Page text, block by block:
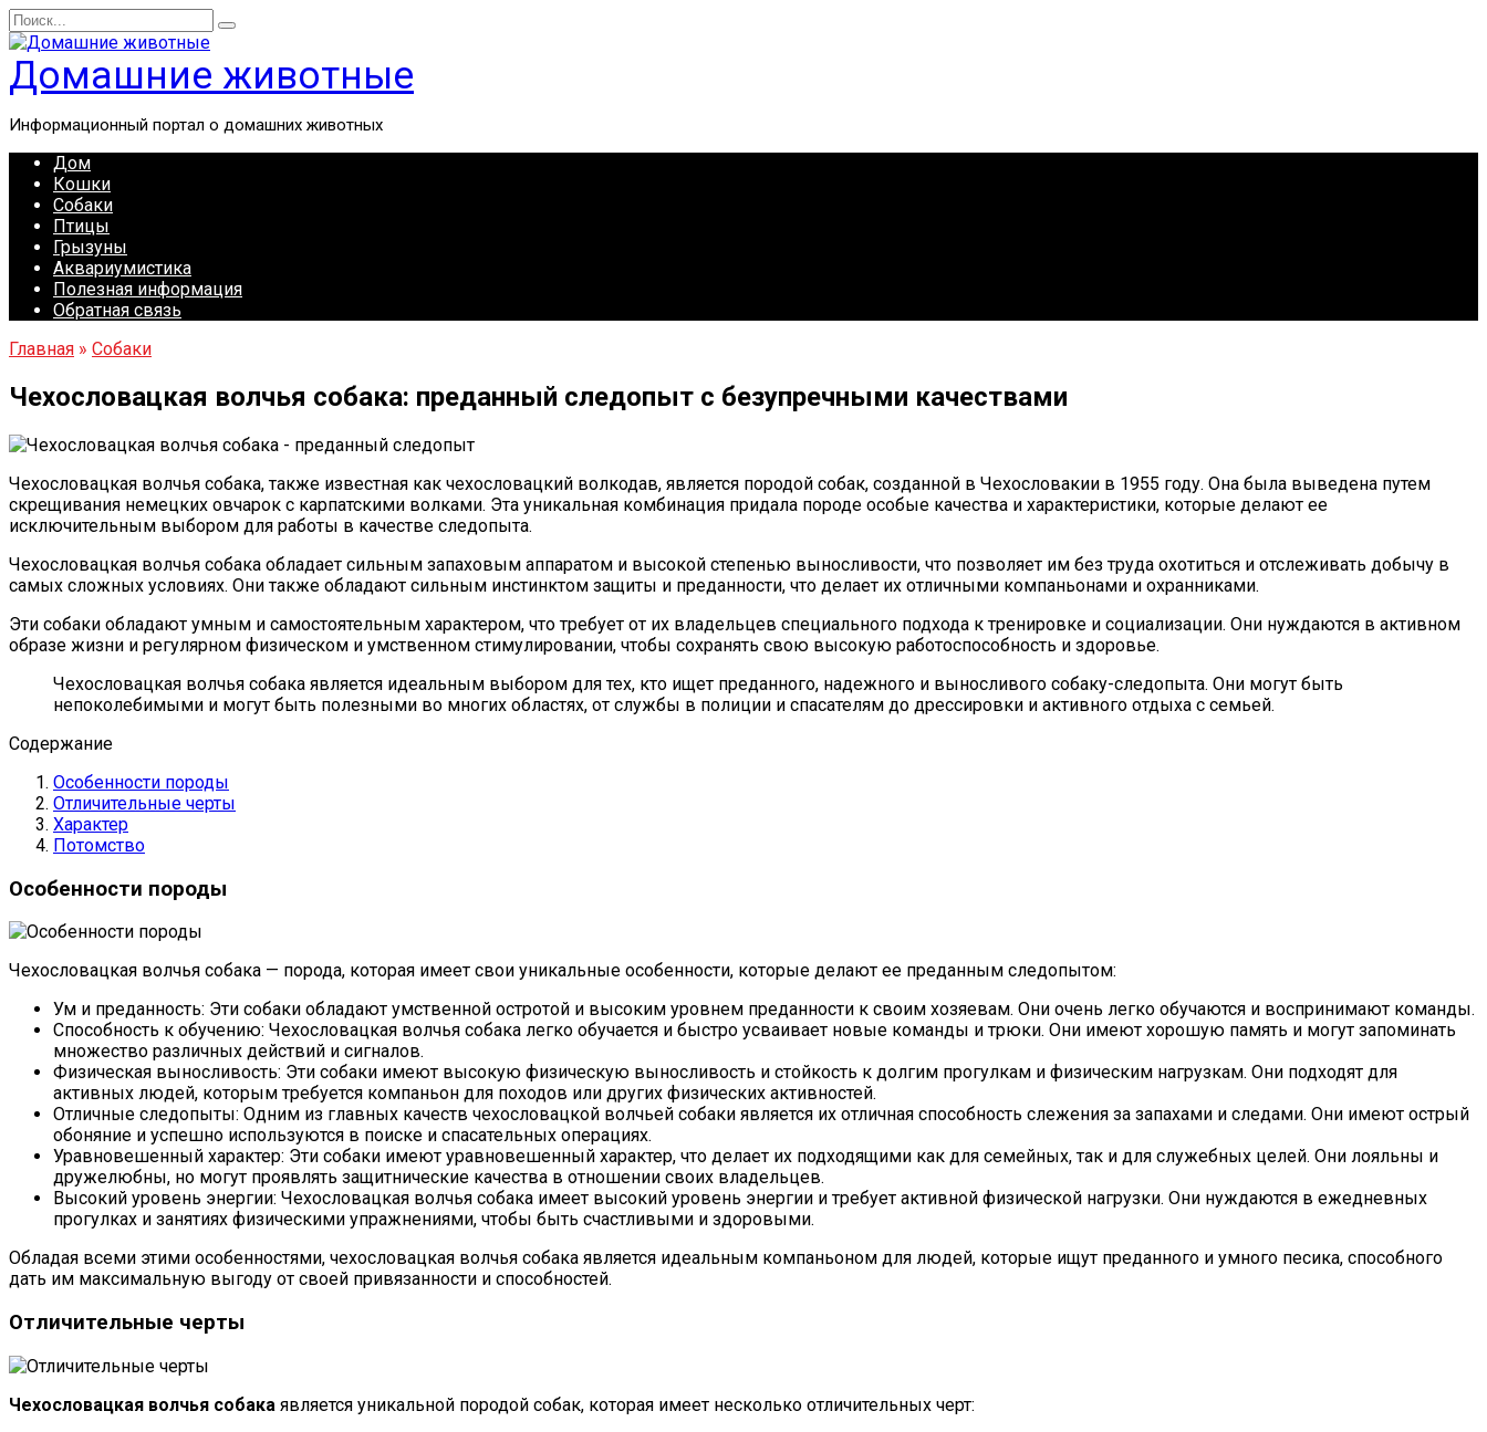
Перейти
к
содержанию
Search
for:
Домашние животные
Информационный портал о домашних животных
Дом
Кошки
Собаки
Птицы
Грызуны
Аквариумистика
Полезная информация
Обратная связь
Главная » Собаки
Чехословацкая волчья собака: преданный следопыт с безупречными качествами
Чехословацкая волчья собака, также известная как чехословацкий волкодав, является породой собак, созданной в Чехословакии в 1955 году. Она была выведена путем
скрещивания немецких овчарок с карпатскими волками. Эта уникальная комбинация придала породе особые качества и характеристики, которые делают ее
исключительным выбором для работы в качестве следопыта.
Чехословацкая волчья собака обладает сильным запаховым аппаратом и высокой степенью выносливости, что позволяет им без труда охотиться и отслеживать добычу в
самых сложных условиях. Они также обладают сильным инстинктом защиты и преданности, что делает их отличными компаньонами и охранниками.
Эти собаки обладают умным и самостоятельным характером, что требует от их владельцев специального подхода к тренировке и социализации. Они нуждаются в активном
образе жизни и регулярном физическом и умственном стимулировании, чтобы сохранять свою высокую работоспособность и здоровье.
Чехословацкая волчья собака является идеальным выбором для тех, кто ищет преданного, надежного и выносливого собаку-следопыта. Они могут быть
непоколебимыми и могут быть полезными во многих областях, от службы в полиции и спасателям до дрессировки и активного отдыха с семьей.
Содержание
Особенности породы
Отличительные черты
Характер
Потомство
Особенности породы
Чехословацкая волчья собака — порода, которая имеет свои уникальные особенности, которые делают ее преданным следопытом:
Ум и преданность: Эти собаки обладают умственной остротой и высоким уровнем преданности к своим хозяевам. Они очень легко обучаются и воспринимают команды.
Способность к обучению: Чехословацкая волчья собака легко обучается и быстро усваивает новые команды и трюки. Они имеют хорошую память и могут запоминать
множество различных действий и сигналов.
Физическая выносливость: Эти собаки имеют высокую физическую выносливость и стойкость к долгим прогулкам и физическим нагрузкам. Они подходят для
активных людей, которым требуется компаньон для походов или других физических активностей.
Отличные следопыты: Одним из главных качеств чехословацкой волчьей собаки является их отличная способность слежения за запахами и следами. Они имеют острый
обоняние и успешно используются в поиске и спасательных операциях.
Уравновешенный характер: Эти собаки имеют уравновешенный характер, что делает их подходящими как для семейных, так и для служебных целей. Они лояльны и
дружелюбны, но могут проявлять защитнические качества в отношении своих владельцев.
Высокий уровень энергии: Чехословацкая волчья собака имеет высокий уровень энергии и требует активной физической нагрузки. Они нуждаются в ежедневных
прогулках и занятиях физическими упражнениями, чтобы быть счастливыми и здоровыми.
Обладая всеми этими особенностями, чехословацкая волчья собака является идеальным компаньоном для людей, которые ищут преданного и умного песика, способного
дать им максимальную выгоду от своей привязанности и способностей.
Отличительные черты
Чехословацкая волчья собака является уникальной породой собак, которая имеет несколько отличительных черт: